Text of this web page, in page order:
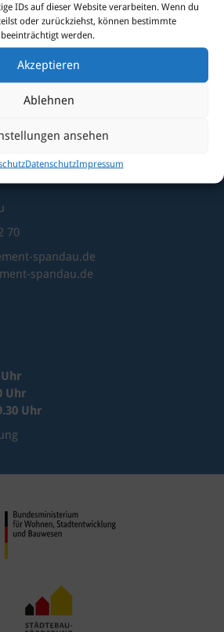
IDs auf dieser Website verarbeiten. Wenn du
oder zurückziehst, können bestimmte
werden.
Akzeptieren
Ablehnen
ansehen
DatenschutzImpressum
Sie uns
Spandau
70
spandau.de
spandau.de
Uhr
Uhr
Uhr